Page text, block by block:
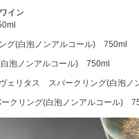
イン
グ(白泡ノンアルコール) 750ml
泡ノンアルコール) 750ml
ヴェリタス スパークリング(白泡
クリング(白泡ノンアルコール)